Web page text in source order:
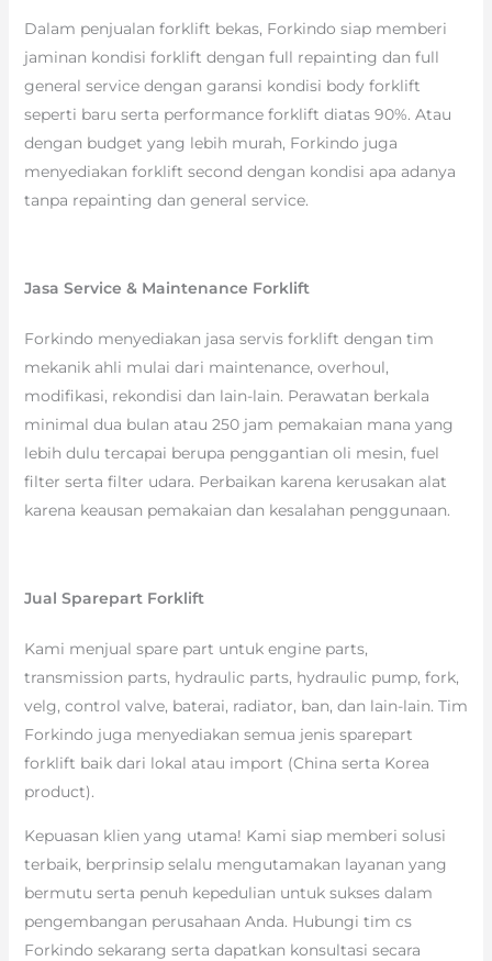
Dalam penjualan forklift bekas, Forkindo siap memberi
jaminan kondisi forklift dengan full repainting dan full
general service dengan garansi kondisi body forklift
seperti baru serta performance forklift diatas 90%. Atau
dengan budget yang lebih murah, Forkindo juga
menyediakan forklift second dengan kondisi apa adanya
tanpa repainting dan general service.
Jasa Service & Maintenance Forklift
Forkindo menyediakan jasa servis forklift dengan tim
mekanik ahli mulai dari maintenance, overhoul,
modifikasi, rekondisi dan lain-lain. Perawatan berkala
minimal dua bulan atau 250 jam pemakaian mana yang
lebih dulu tercapai berupa penggantian oli mesin, fuel
filter serta filter udara. Perbaikan karena kerusakan alat
karena keausan pemakaian dan kesalahan penggunaan.
Jual Sparepart Forklift
Kami menjual spare part untuk engine parts,
transmission parts, hydraulic parts, hydraulic pump, fork,
velg, control valve, baterai, radiator, ban, dan lain-lain. Tim
Forkindo juga menyediakan semua jenis sparepart
forklift baik dari lokal atau import (China serta Korea
product).
Kepuasan klien yang utama! Kami siap memberi solusi
terbaik, berprinsip selalu mengutamakan layanan yang
bermutu serta penuh kepedulian untuk sukses dalam
pengembangan perusahaan Anda. Hubungi tim cs
Forkindo sekarang serta dapatkan konsultasi secara